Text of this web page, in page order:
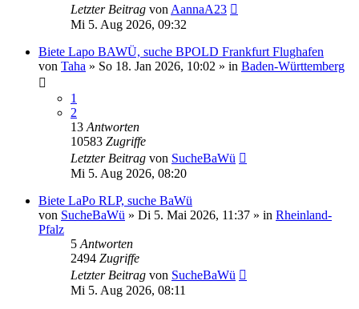
Letzter Beitrag von AannaA23
Mi 5. Aug 2026, 09:32
Biete Lapo BAWÜ, suche BPOLD Frankfurt Flughafen
von Taha » So 18. Jan 2026, 10:02 » in Baden-Württemberg
1
2
13 Antworten
10583 Zugriffe
Letzter Beitrag von SucheBaWü
Mi 5. Aug 2026, 08:20
Biete LaPo RLP, suche BaWü
von SucheBaWü » Di 5. Mai 2026, 11:37 » in Rheinland-
Pfalz
5 Antworten
2494 Zugriffe
Letzter Beitrag von SucheBaWü
Mi 5. Aug 2026, 08:11